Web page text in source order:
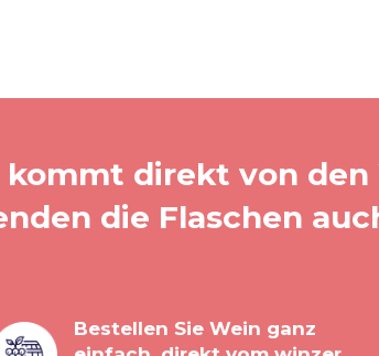
kommt direkt von den
die Flaschen
Bestellen Sie Wein ganz